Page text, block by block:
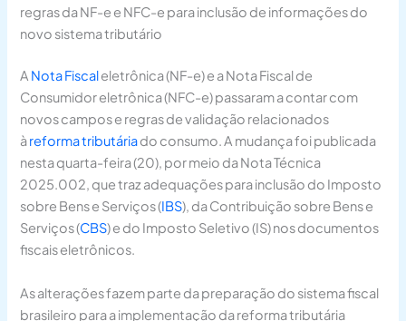
regras da NF-e e NFC-e para inclusão de informações do
novo sistema tributário
A Nota Fiscaleletrônica (NF-e) e a Nota Fiscal de
Consumidor eletrônica (NFC-e) passaram a contar com
novos campos e regras de validação relacionados
àreforma tributáriado consumo. A mudança foi publicada
nesta quarta-feira (20), por meio da Nota Técnica
2025.002, que traz adequações para inclusão do Imposto
sobre Bens e Serviços (IBS), da Contribuição sobre Bens e
Serviços (CBS) e do Imposto Seletivo (IS) nos documentos
fiscais eletrônicos.
As alterações fazem parte da preparação do sistema fiscal
brasileiro para a implementação da reforma tributária